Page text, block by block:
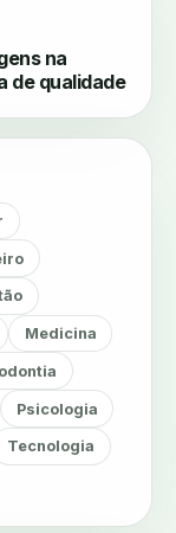
na
de qualidade
Medicina
Psicologia
Tecnologia